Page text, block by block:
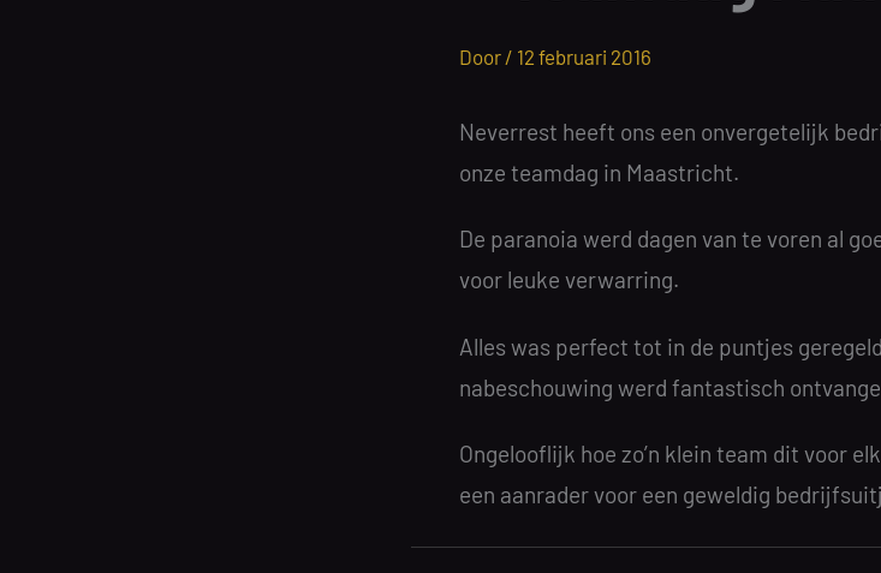
Door / 12 februari 2016
Neverrest heeft ons een onvergetelijk
onze teamdag in Maastricht.
De paranoia werd dagen van te voren al
voor leuke verwarring.
Alles was perfect tot in de puntjes
nabeschouwing werd fantastisch
Ongelooflijk hoe zo’n klein team dit voor
een aanrader voor een geweldig